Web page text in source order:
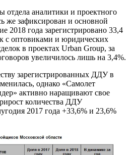
отдела аналитики и проектного
же зафиксирован и основной
2018 года зарегистрировано 33,4
с оптовиками и юридических
в проектах Urban Group, за
увеличилось лишь на 3,4%.
зарегистрированных ДДУ в
однако «Самолет
активно наращивают свое
количества ДДУ
2017 года +33,6% и 23,6%